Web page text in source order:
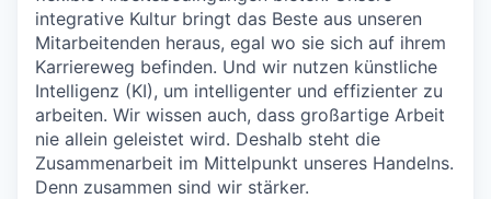
integrative Kultur bringt das Beste aus unseren
Mitarbeitenden heraus, egal wo sie sich auf ihrem
Karriereweg befinden. Und wir nutzen künstliche
Intelligenz (KI), um intelligenter und effizienter zu
arbeiten. Wir wissen auch, dass großartige Arbeit
nie allein geleistet wird. Deshalb steht die
Zusammenarbeit im Mittelpunkt unseres Handelns.
Denn zusammen sind wir stärker.